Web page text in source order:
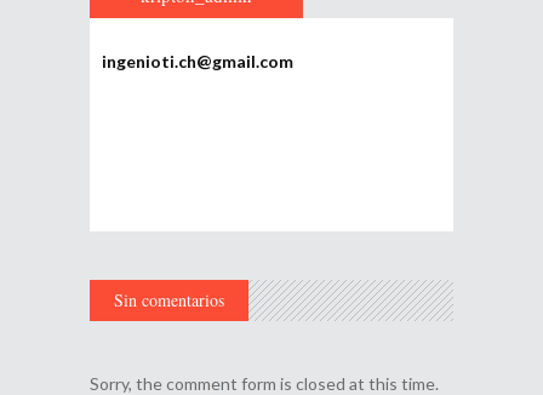
ingenioti.ch@gmail.com
Sin comentarios
Sorry, the comment form is closed at this time.